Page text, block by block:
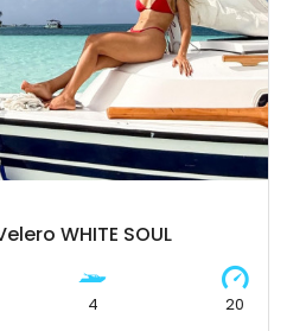
WHITE SOUL
4 20